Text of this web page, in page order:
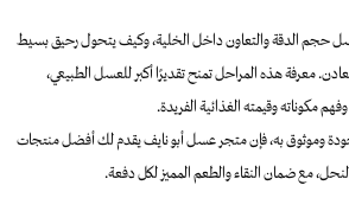
حجم الدقة والتعاون داخل الخلية، وكيف يتحول رحيق بسيط
معرفة هذه المراحل تمنح تقديرًا أكبر للعسل الطبيعي،
مكوناته وقيمته الغذائية الفريدة.
وموثوق به، فإن متجر عسل أبو نايف يقدم لك أفضل منتجات
مع ضمان النقاء والطعم المميز لكل دفعة.